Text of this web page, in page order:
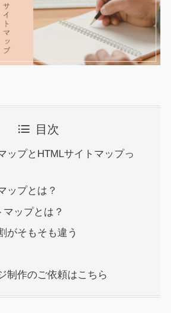
目次
ップとHTMLサイトマップっ
ップとは？
マップとは？
がそもそも違う
制作のご依頼はこちら